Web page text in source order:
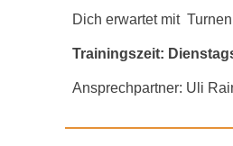
Dich erwartet mit
Trainingszeit:
Ansprechpartner: Uli